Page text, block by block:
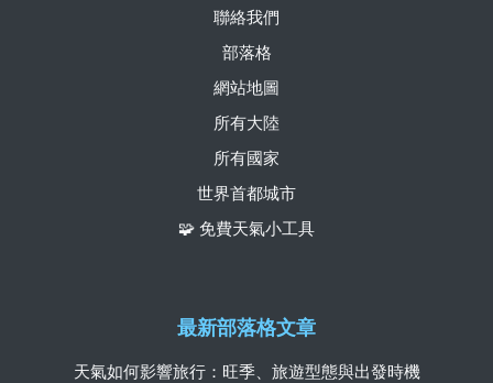
聯絡我們
部落格
網站地圖
所有大陸
所有國家
世界首都城市
🧩 免費天氣小工具
最新部落格文章
天氣如何影響旅行：旺季、旅遊型態與出發時機